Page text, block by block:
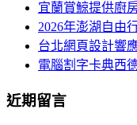
宜蘭賞鯨提供廚
2026年澎湖自由
台北網頁設計響
電腦割字卡典西
近期留言